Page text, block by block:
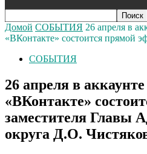
Домой СОБЫТИЯ 26 апреля в
«ВКонтакте» состоится прямой
СОБЫТИЯ
26 апреля в
«ВКонтакте»
заместителя Главы
округа Д.О.